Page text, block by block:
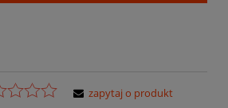
zapytaj o produkt